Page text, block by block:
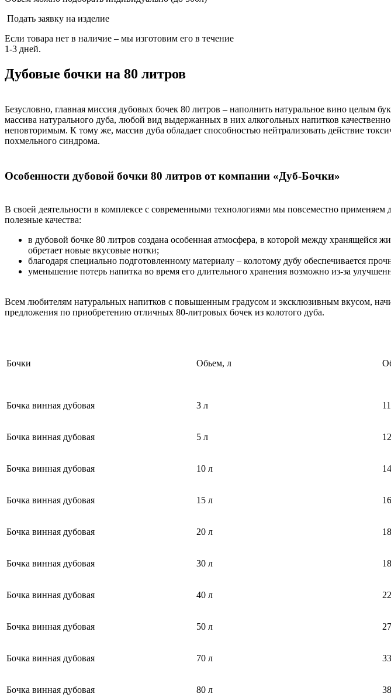
Подать заявку на изделие
Если товара нет в наличие – мы изготовим его в течение
1-3 дней.
Дубовые бочки на 80 литров
Безусловно, главная миссия дубовых бочек 80 литров – наполнить натуральное вино целым
массива натурального дуба, любой вид выдержанных в них алкогольных напитков
неповторимым. К тому же, массив дуба обладает способностью нейтрализовать действие
похмельного синдрома.
Особенности дубовой бочки 80 литров от компании «Дуб-Бочки»
В своей деятельности в комплексе с современными технологиями мы повсеместно
полезные качества:
в дубовой бочке 80 литров создана особенная атмосфера, в которой между хранящейся
обретает новые вкусовые нотки;
благодаря специально подготовленному материалу – колотому дубу обеспечивается
уменьшение потерь напитка во время его длительного хранения возможно из-за
Всем любителям натуральных напитков с повышенным градусом и эксклюзивным вкусом,
предложения по приобретению отличных 80-литровых бочек из колотого дуба.
Бочки Обьем, л
Бочка винная дубовая 3 л
Бочка винная дубовая 5 л
Бочка винная дубовая 10 л
Бочка винная дубовая 15 л
Бочка винная дубовая 20 л
Бочка винная дубовая 30 л
Бочка винная дубовая 40 л
Бочка винная дубовая 50 л
Бочка винная дубовая 70 л
Бочка винная дубовая 80 л